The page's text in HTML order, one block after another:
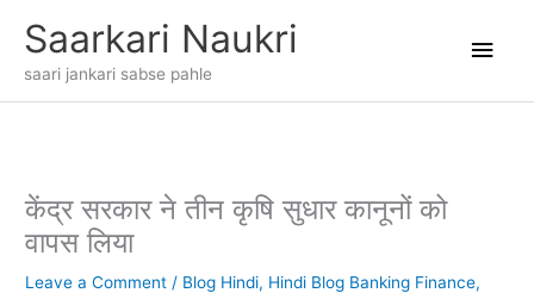
Saarkari Naukri
saari jankari sabse pahle
केंद्र सरकार ने तीन कृषि सुधार कानूनों को
वापस लिया
Leave a Comment / Blog Hindi, Hindi Blog Banking Finance,